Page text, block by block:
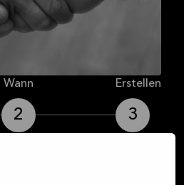
Wann
2
Erstellen
3